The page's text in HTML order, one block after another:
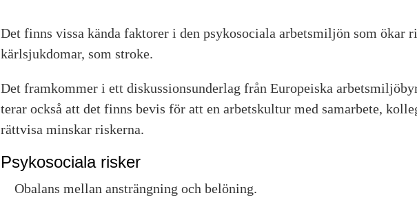
Det finns vissa kända faktorer i den psyko­sociala arbets­miljön som ökar
kärlsjukdomar, som stroke.
Det framkommer i ett diskussions­underlag från Europeiska
terar också att det finns bevis för att en arbets­kultur med samarbete,
rättvisa minskar riskerna.
Psykosociala risker
Obalans mellan ansträng­ning och belöning.